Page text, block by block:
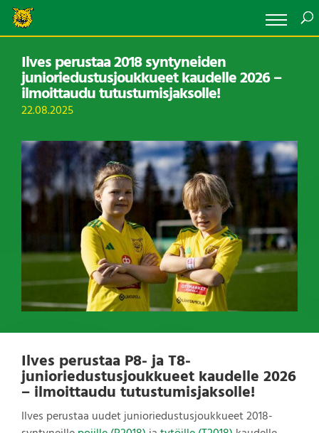
Ilves perustaa 2018 syntyneiden
junioriedustusjoukkueet kaudelle 2026 –
ilmoittaudu tutustumisjaksolle!
22.08.2025
Ilves perustaa P8- ja T8-
junioriedustusjoukkueet kaudelle 2026
– ilmoittaudu tutustumisjaksolle!
Ilves perustaa uudet junioriedustusjoukkueet 2018-